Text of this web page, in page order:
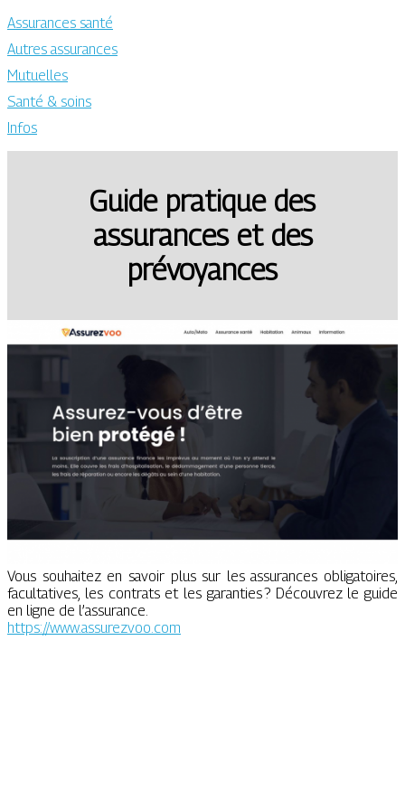
Assurances santé
Autres assurances
Mutuelles
Santé & soins
Infos
Guide pratique des
assurances et des
prévoyances
Vous souhaitez en savoir plus sur les assurances obligatoires,
facultatives, les contrats et les garanties ? Découvrez le guide
en ligne de l’assurance.
https://www.assurezvoo.com